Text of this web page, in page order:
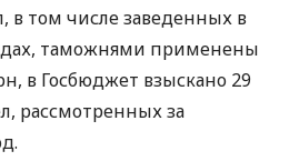
в том числе заведенных в
таможнями применены
в Госбюджет взыскано 29
рассмотренных за